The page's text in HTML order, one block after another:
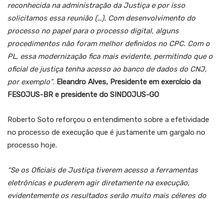
reconhecida na administração da Justiça e por isso
solicitamos essa reunião (…). Com desenvolvimento do
processo no papel para o processo digital, alguns
procedimentos não foram melhor definidos no CPC. Com o
PL, essa modernização fica mais evidente, permitindo que o
oficial de justiça tenha acesso ao banco de dados do CNJ,
por exemplo”. Eleandro Alves, Presidente em exercício da
FESOJUS-BR e presidente do SINDOJUS-GO
Roberto Soto reforçou o entendimento sobre a efetividade
no processo de execução que é justamente um gargalo no
processo hoje.
“Se os Oficiais de Justiça tiverem acesso a ferramentas
eletrônicas e puderem agir diretamente na execução,
evidentemente os resultados serão muito mais céleres do